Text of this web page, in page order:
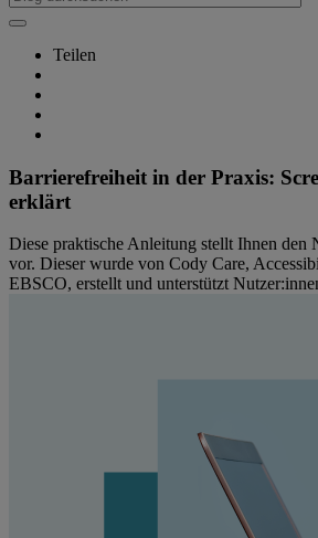
Teilen
Barrierefreiheit in der Praxis:
erklärt
Diese praktische Anleitung stellt Ihnen den
vor. Dieser wurde von Cody Care,
EBSCO, erstellt und unterstützt